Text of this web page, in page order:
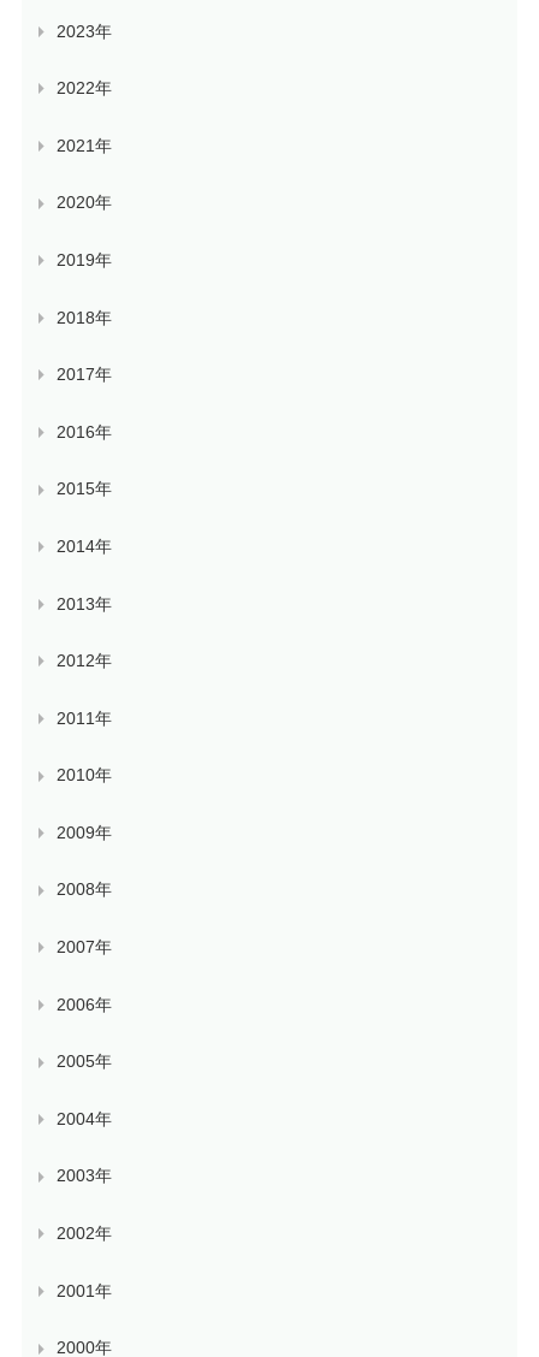
2023年
2022年
2021年
2020年
2019年
2018年
2017年
2016年
2015年
2014年
2013年
2012年
2011年
2010年
2009年
2008年
2007年
2006年
2005年
2004年
2003年
2002年
2001年
2000年